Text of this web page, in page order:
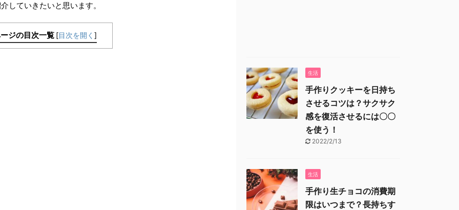
していきたいと思います。
ジの目次一覧 [目次を開く ]
生活
手作りクッキーを日持ち
させるコツは？サクサク
感を復活させるには〇〇
を使う！
2022/2/13
生活
手作り生チョコの消費期
限はいつまで？長持ちす